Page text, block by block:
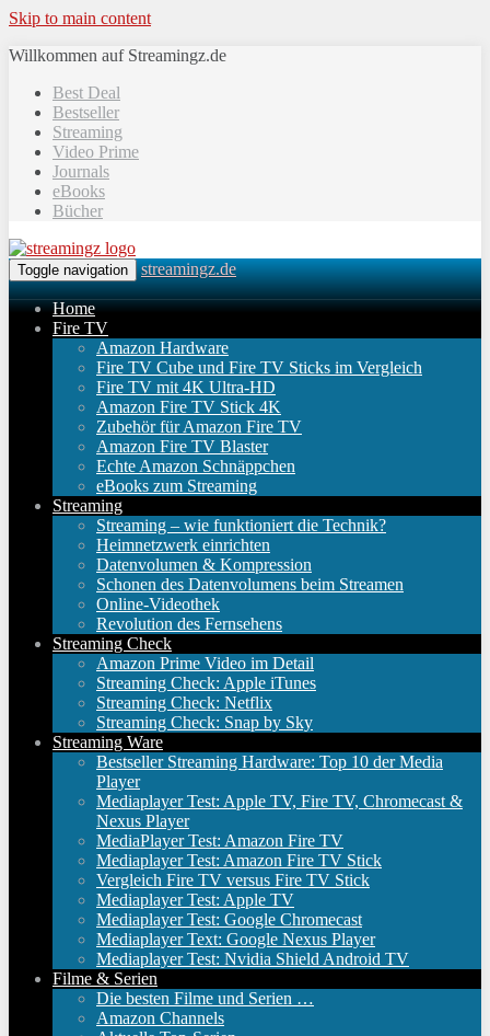
Skip to main content
Willkommen auf Streamingz.de
Best Deal
Bestseller
Streaming
Video Prime
Journals
eBooks
Bücher
Toggle navigation streamingz.de
Home
Fire TV
Amazon Hardware
Fire TV Cube und Fire TV Sticks im Vergleich
Fire TV mit 4K Ultra-HD
Amazon Fire TV Stick 4K
Zubehör für Amazon Fire TV
Amazon Fire TV Blaster
Echte Amazon Schnäppchen
eBooks zum Streaming
Streaming
Streaming – wie funktioniert die Technik?
Heimnetzwerk einrichten
Datenvolumen & Kompression
Schonen des Datenvolumens beim Streamen
Online-Videothek
Revolution des Fernsehens
Streaming Check
Amazon Prime Video im Detail
Streaming Check: Apple iTunes
Streaming Check: Netflix
Streaming Check: Snap by Sky
Streaming Ware
Bestseller Streaming Hardware: Top 10 der Media
Player
Mediaplayer Test: Apple TV, Fire TV, Chromecast &
Nexus Player
MediaPlayer Test: Amazon Fire TV
Mediaplayer Test: Amazon Fire TV Stick
Vergleich Fire TV versus Fire TV Stick
Mediaplayer Test: Apple TV
Mediaplayer Test: Google Chromecast
Mediaplayer Text: Google Nexus Player
Mediaplayer Test: Nvidia Shield Android TV
Filme & Serien
Die besten Filme und Serien …
Amazon Channels